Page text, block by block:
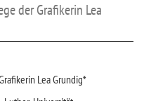
der Grafikerin Lea
Lea Grundig*